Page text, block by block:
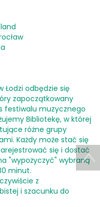
Łodzi odbędzie się
zapoczątkowany
festiwalu muzycznego
Bibliotekę, w której
różne grupy
Każdy może stać się
się i dostać
"wypożyczyć" wybraną
minut.
z
i szacunku do